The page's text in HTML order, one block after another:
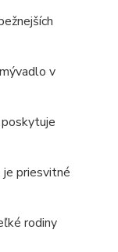
v
priesvitné
rodiny